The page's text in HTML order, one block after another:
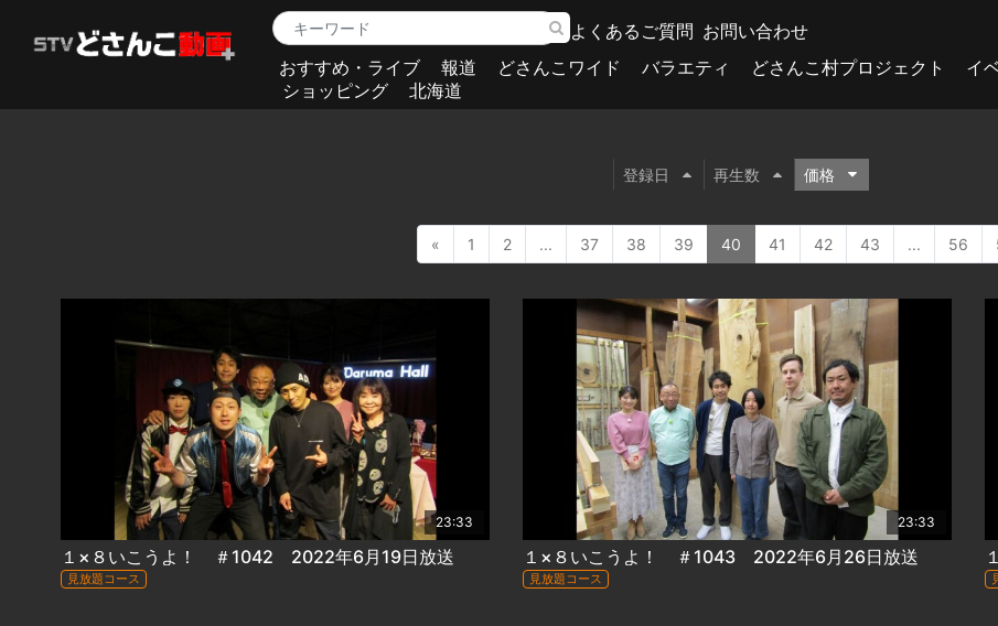
よくあるご質問 お問い合わせ
おすすめ・ライブ 報道 どさんこワイド バラエティ どさんこ村プロジェクト イ
ショッピング
北海道
登録日 再生数 価格
« 1 2 ... 37 38 39 40 41 42 43 ... 56
23:33
１×８いこうよ！ ＃1042 2022年6月19日放送
見放題コース
23:33
１×８いこうよ！ ＃1043 2022年6月26日放送
見放題コース